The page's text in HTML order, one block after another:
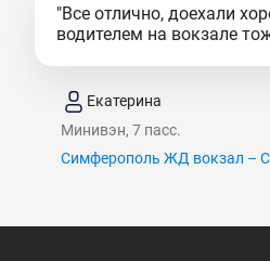
"Все отлично, доехали
водителем на вокзале
Екатерина
Минивэн, 7 пасс.
Симферополь ЖД вокзал –